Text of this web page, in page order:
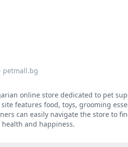
· petmall.bg
online store dedicated to pet
features food, toys, grooming
can easily navigate the store to
and happiness.